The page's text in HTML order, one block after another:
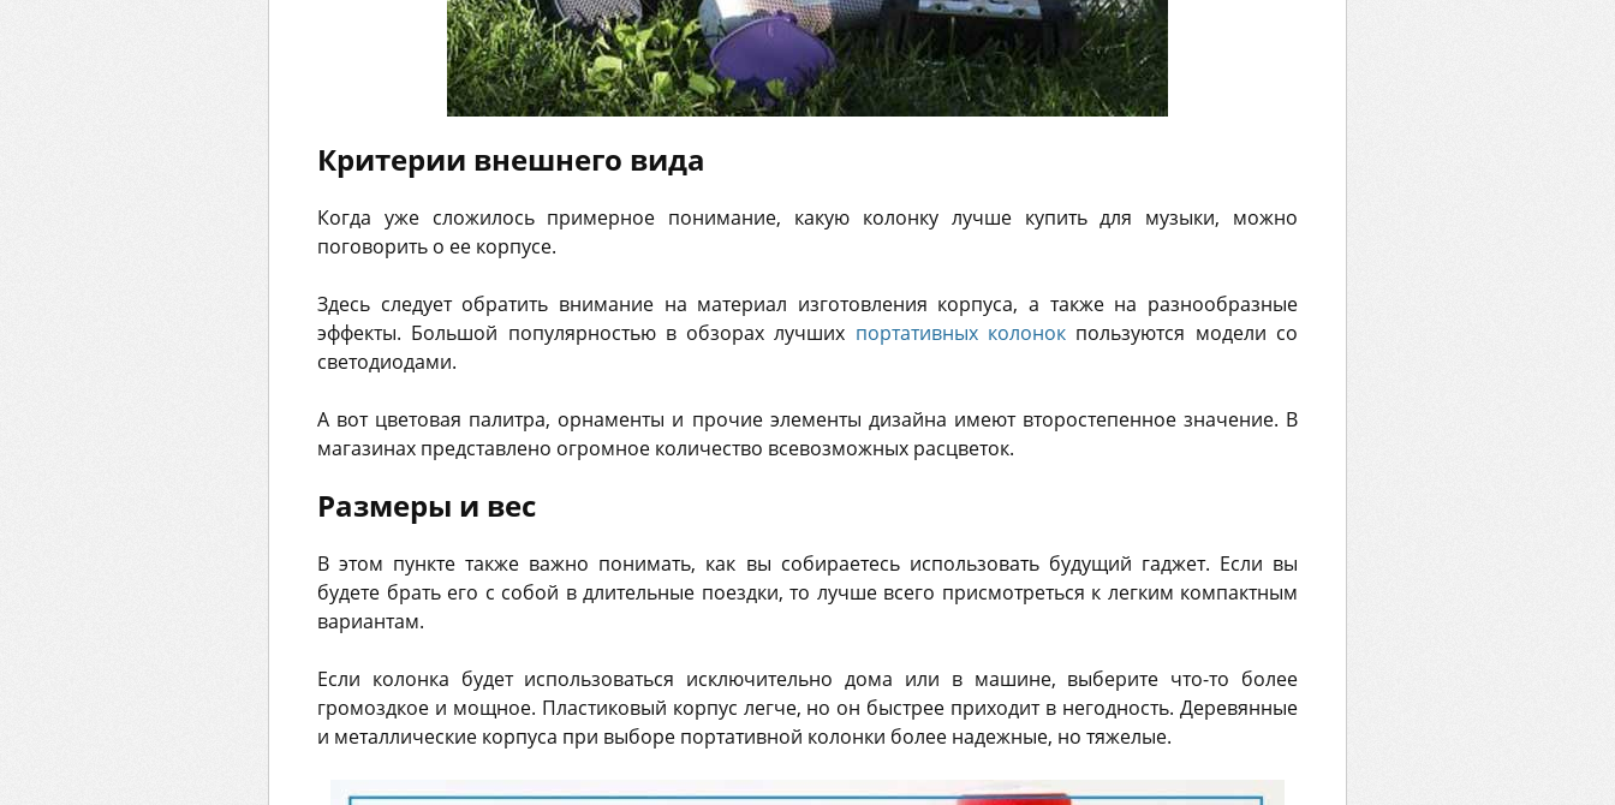
Критерии внешнего вида
Когда уже сложилось примерное понимание, какую колонку лучше купить для музыки, можно
поговорить о ее корпусе.
Здесь следует обратить внимание на материал изготовления корпуса, а также на разнообразные
эффекты. Большой популярностью в обзорах лучших портативных колонок пользуются модели со
светодиодами.
А вот цветовая палитра, орнаменты и прочие элементы дизайна имеют второстепенное значение. В
магазинах представлено огромное количество всевозможных расцветок.
Размеры и вес
В этом пункте также важно понимать, как вы собираетесь использовать будущий гаджет. Если вы
будете брать его с собой в длительные поездки, то лучше всего присмотреться к легким компактным
вариантам.
Если колонка будет использоваться исключительно дома или в машине, выберите что-то более
громоздкое и мощное. Пластиковый корпус легче, но он быстрее приходит в негодность. Деревянные
и металлические корпуса при выборе портативной колонки более надежные, но тяжелые.